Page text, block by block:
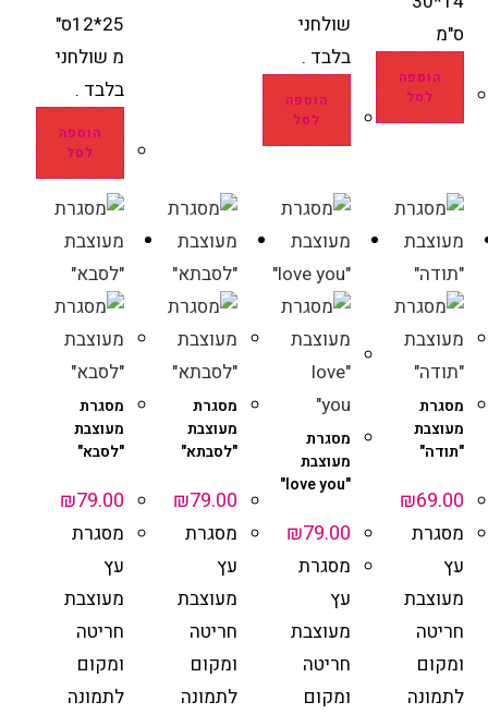
ס"מ
הוספה
לסל
שולחני
בלבד .
הוספה
לסל
25*12ס"
מ שולחני
בלבד .
הוספה
לסל
מסגרת
מעוצבת
"תודה"
₪69.00
מסגרת
עץ
מעוצבת
חריטה
ומקום
לתמונה
מסגרת
מעוצבת
₪79.00
מסגרת
עץ
מעוצבת
חריטה
ומקום
מסגרת
מעוצבת
"לסבתא"
₪79.00
מסגרת
עץ
מעוצבת
חריטה
ומקום
לתמונה
מסגרת
מעוצבת
"לסבא"
₪79.00
מסגרת
עץ
מעוצבת
חריטה
ומקום
לתמונה